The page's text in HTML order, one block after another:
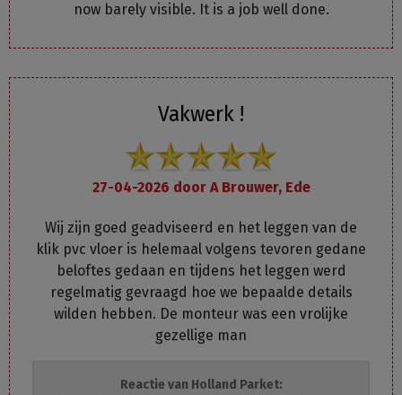
now barely visible. It is a job well done.
Vakwerk !
27-04-2026 door A Brouwer, Ede
Wij zijn goed geadviseerd en het leggen van de
klik pvc vloer is helemaal volgens tevoren gedane
beloftes gedaan en tijdens het leggen werd
regelmatig gevraagd hoe we bepaalde details
wilden hebben. De monteur was een vrolijke
gezellige man
Reactie van Holland Parket: